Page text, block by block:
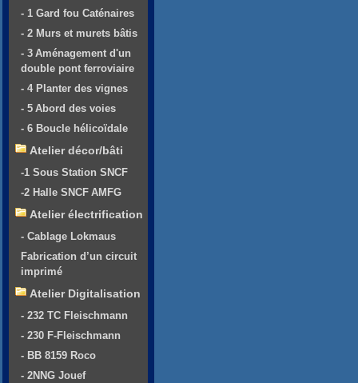
- 1 Gard fou Caténaires
- 2 Murs et murets bâtis
- 3 Aménagement d'un
double pont ferroviaire
- 4 Planter des vignes
- 5 Abord des voies
- 6 Boucle hélicoïdale
Atelier décor/bâti
-1 Sous Station SNCF
-2 Halle SNCF AMFG
Atelier électrification
- Cablage Lokmaus
Fabrication d’un circuit
imprimé
Atelier Digitalisation
- 232 TC Fleischmann
- 230 F-Fleischmann
- BB 8159 Roco
- 2NNG Jouef